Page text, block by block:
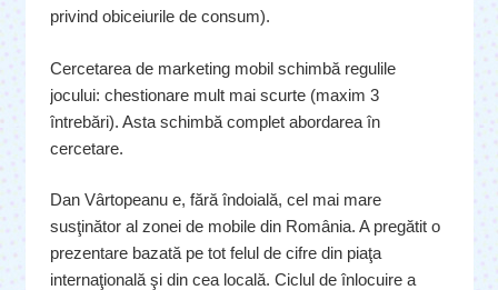
privind obiceiurile de consum).
Cercetarea de marketing mobil schimbă regulile
jocului: chestionare mult mai scurte (maxim 3
întrebări). Asta schimbă complet abordarea în
cercetare.
Dan Vârtopeanu e, fără îndoială, cel mai mare
susţinător al zonei de mobile din România. A pregătit o
prezentare bazată pe tot felul de cifre din piaţa
internaţională şi din cea locală. Ciclul de înlocuire a